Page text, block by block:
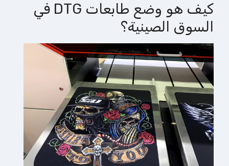
كيف هو وضع طابعات DTG في
السوق الصينية؟